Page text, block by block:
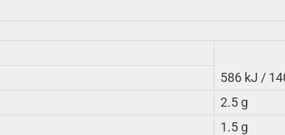
586 kJ /
2.5 g
1.5 g